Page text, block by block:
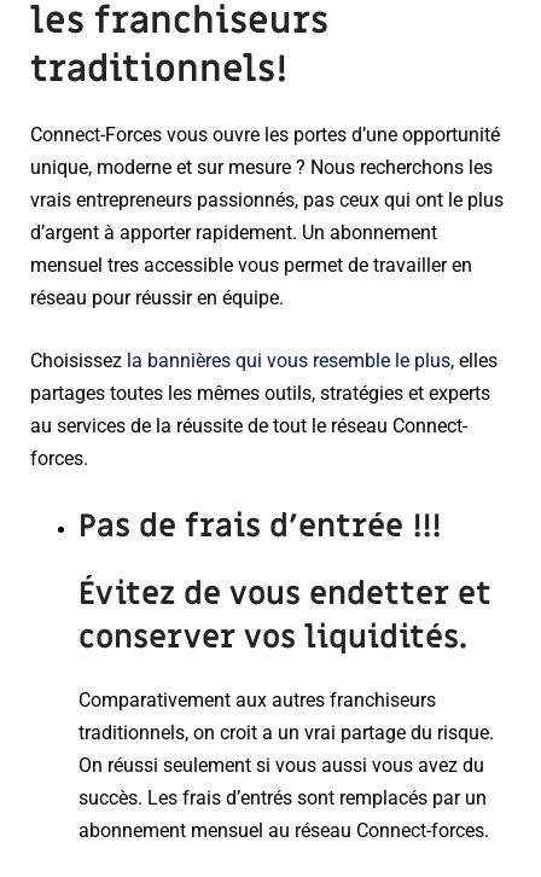
les franchiseurs
traditionnels!
Connect-Forces vous ouvre les portes d’une opportunité
unique, moderne et sur mesure ? Nous recherchons les
vrais entrepreneurs passionnés, pas ceux qui ont le plus
d’argent à apporter rapidement. Un abonnement
mensuel tres accessible vous permet de travailler en
réseau pour réussir en équipe.
Choisissez la bannières qui vous resemble le plus, elles
partages toutes les mêmes outils, stratégies et experts
au services de la réussite de tout le réseau Connect-
forces.
Pas de frais d’entrée !!!
Évitez de vous endetter et
conserver vos liquidités.
Comparativement aux autres franchiseurs
traditionnels, on croit a un vrai partage du risque.
On réussi seulement si vous aussi vous avez du
succès. Les frais d’entrés sont remplacés par un
abonnement mensuel au réseau Connect-forces.